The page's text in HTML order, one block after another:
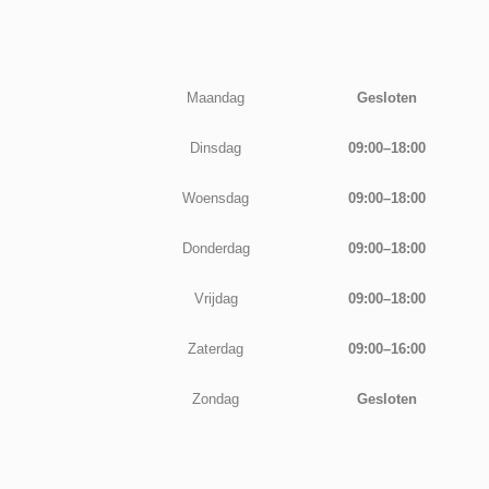
Maandag Gesloten
Dinsdag 09:00–18:00
Woensdag 09:00–18:00
Donderdag 09:00–18:00
Vrijdag 09:00–18:00
Zaterdag 09:00–16:00
Zondag Gesloten